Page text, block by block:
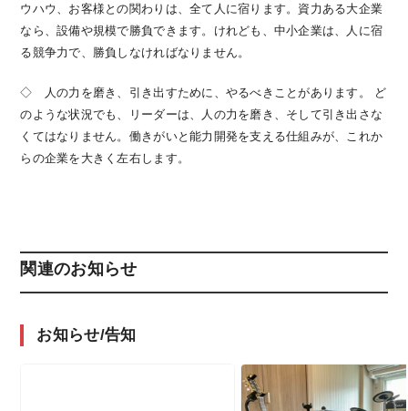
ウハウ、お客様との関わりは、全て人に宿ります。資力ある大企業
なら、設備や規模で勝負できます。けれども、中小企業は、人に宿
る競争力で、勝負しなければなりません。
◇ 人の力を磨き、引き出すために、やるべきことがあります。 ど
のような状況でも、リーダーは、人の力を磨き、そして引き出さな
くてはなりません。働きがいと能力開発を支える仕組みが、これか
らの企業を大きく左右します。
関連のお知らせ
お知らせ/告知